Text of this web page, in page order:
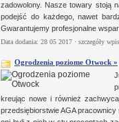
zadowolony. Nasze towary stoją
podejść do każdego, nawet
Gwarantujemy profesjonalne
Data dodania: 28 05 2017 · szczegóły
Ogrodzenia poziome Otwock »
kreując nowe i również
przedsiębiorstwie AGA